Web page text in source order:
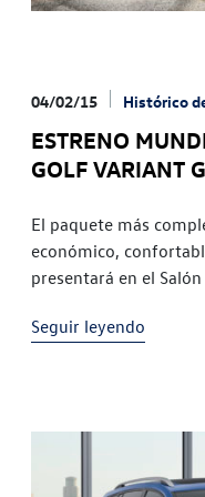
04/02/15 Histórico
ESTRENO
GOLF VARIANT
El paquete más
económico,
presentará en el
Volkswagen han
presentación mundial
unidades llegarán a
Seguir leyendo